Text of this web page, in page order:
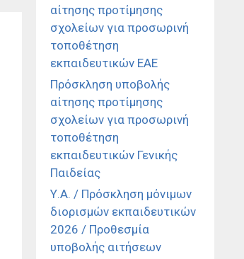
αίτησης προτίμησης
σχολείων για προσωρινή
τοποθέτηση
εκπαιδευτικών ΕΑΕ
Πρόσκληση υποβολής
αίτησης προτίμησης
σχολείων για προσωρινή
τοποθέτηση
εκπαιδευτικών Γενικής
Παιδείας
Υ.Α. / Πρόσκληση μόνιμων
διορισμών εκπαιδευτικών
2026 / Προθεσμία
υποβολής αιτήσεων